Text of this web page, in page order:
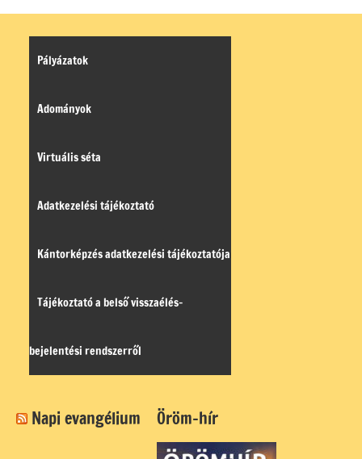
Pályázatok
Adományok
Virtuális séta
Adatkezelési tájékoztató
Kántorképzés adatkezelési tájékoztatója
Tájékoztató a belső visszaélés-
bejelentési rendszerről
Napi evangélium Öröm-hír